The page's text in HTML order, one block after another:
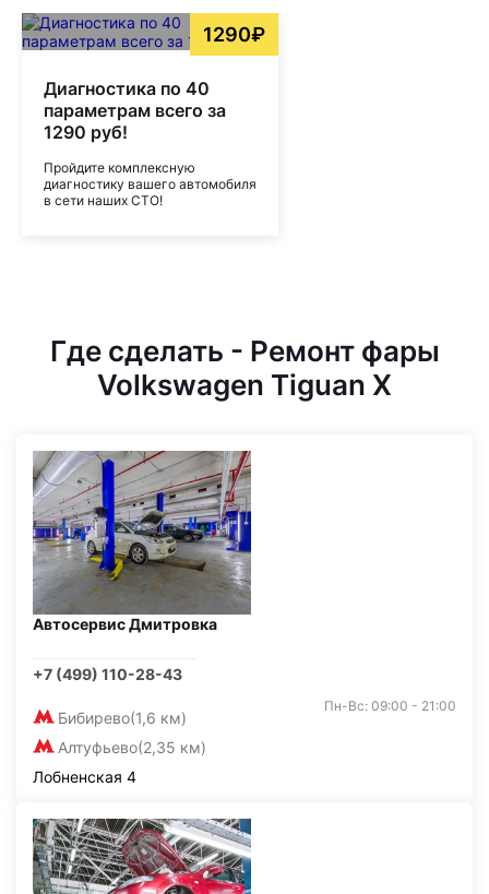
1290₽
Диагностика по 40
параметрам всего за
1290 руб!
Пройдите комплексную
диагностику вашего автомобиля
в сети наших СТО!
Где сделать - Ремонт фары
Volkswagen Tiguan X
Автосервис Дмитровка
+7 (499) 110-28-43
Бибирево(1,6 км)
Алтуфьево(2,35 км)
Пн-Вс: 09:00 - 21:00
Лобненская 4